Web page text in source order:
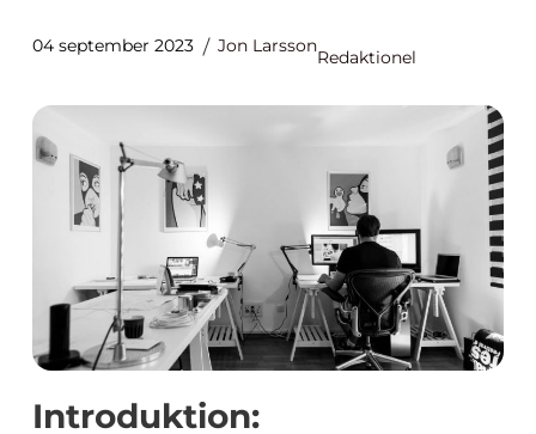
04 september 2023 Jon Larsson
Redaktionel
Introduktion: